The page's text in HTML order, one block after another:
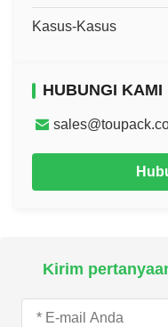
Kasus-Kasus
HUBUNGI KAMI
Kirim